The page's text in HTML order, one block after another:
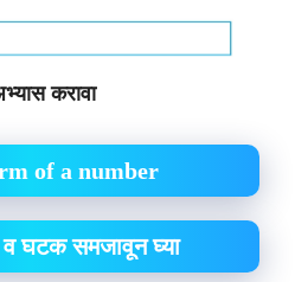
करावा
of a number
व घटक समजावून घ्या